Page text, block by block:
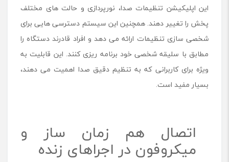
این اپلیکیشن تنظیمات صدا، نورپردازی و حالت های مختلف
پخش را تغییر دهند. همچنین این سیستم دسترسی هایی برای
شخصی سازی تنظیمات ارائه می دهد و افراد قادرند دستگاه را
مطابق با سلیقه شخصی خود برنامه ریزی کنند. این قابلیت به
ویژه برای کاربرانی که به تنظیم دقیق صدا اهمیت می دهند،
بسیار مفید است.
اتصال هم زمان ساز و
میکروفون در اجراهای زنده